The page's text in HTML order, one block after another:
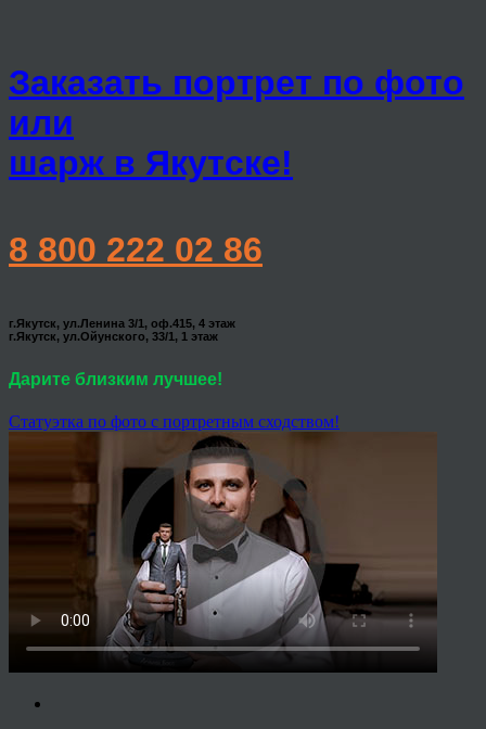
Заказать портрет по фото
или
шарж в Якутске!
8 800 222 02 86
г.Якутск, ул.Ленина 3/1, оф.415, 4 этаж
г.Якутск, ул.Ойунского, 33/1, 1 этаж
Дарите близким лучшее!
Статуэтка по фото с портретным сходством!